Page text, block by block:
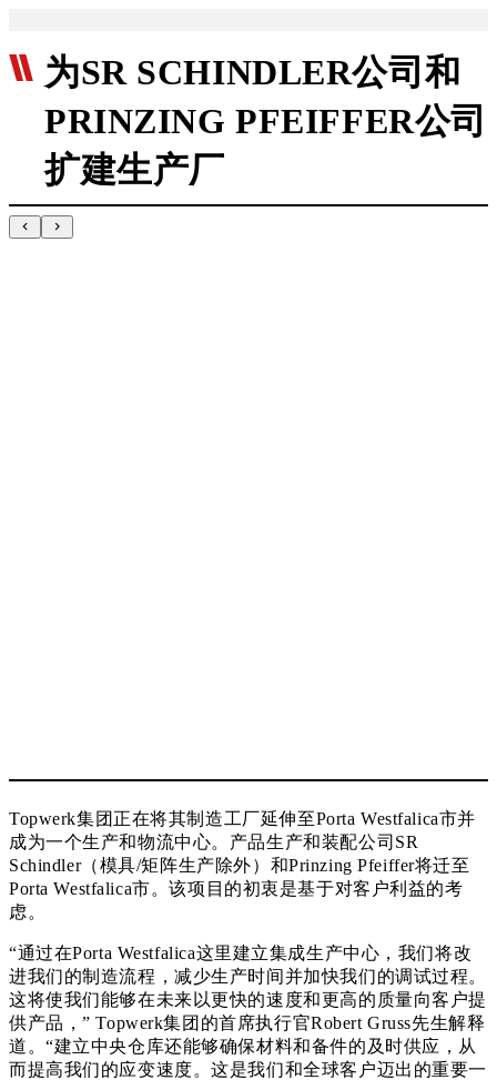
为SR SCHINDLER公司和
PRINZING PFEIFFER公司
扩建生产厂
Topwerk集团正在将其制造工厂延伸至Porta Westfalica市并
成为一个生产和物流中心。产品生产和装配公司SR
Schindler（模具/矩阵生产除外）和Prinzing Pfeiffer将迁至
Porta Westfalica市。该项目的初衷是基于对客户利益的考
虑。
“通过在Porta Westfalica这里建立集成生产中心，我们将改
进我们的制造流程，减少生产时间并加快我们的调试过程。
这将使我们能够在未来以更快的速度和更高的质量向客户提
供产品，” Topwerk集团的首席执行官Robert Gruss先生解释
道。“建立中央仓库还能够确保材料和备件的及时供应，从
而提高我们的应变速度。这是我们和全球客户迈出的重要一